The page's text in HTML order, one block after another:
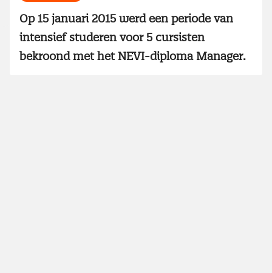
Op 15 januari 2015 werd een periode van
intensief studeren voor 5 cursisten
bekroond met het NEVI-diploma Manager.